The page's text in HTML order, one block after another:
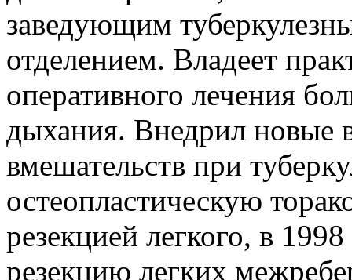
заведующим
отделением. Владеет
оперативного лечения
дыхания. Внедрил новые
вмешательств при
остеопластическую
резекцией легкого, в
резекцию легких